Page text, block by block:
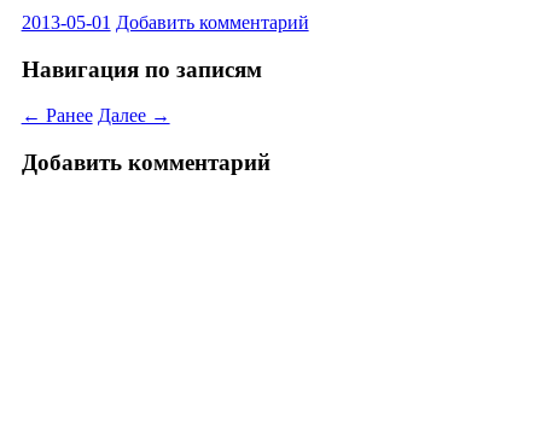
2013-05-01 Добавить комментарий
Навигация по записям
← Ранее Далее →
Добавить комментарий